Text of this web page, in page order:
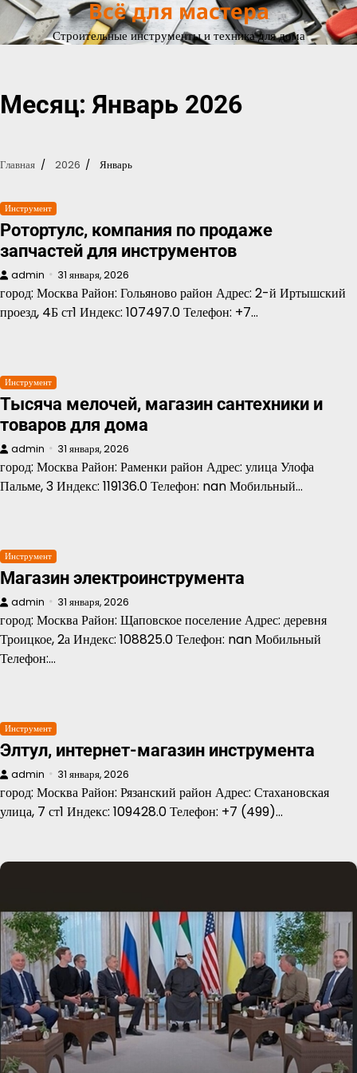
Перейти
содержимому
Всё для мастера
Строительные инструменты и техника для дома
Месяц:Январь 2026
Главная 2026 Январь
Инструмент
Ротортулс, компания по продаже
запчастей для инструментов
admin 31 января, 2026
город: Москва Район: Гольяново район Адрес: 2-й Иртышский
проезд, 4Б ст1 Индекс: 107497.0 Телефон: +7…
Инструмент
Тысяча мелочей, магазин сантехники и
товаров для дома
admin 31 января, 2026
город: Москва Район: Раменки район Адрес: улица Улофа
Пальме, 3 Индекс: 119136.0 Телефон: nan Мобильный…
Инструмент
Магазин электроинструмента
admin 31 января, 2026
город: Москва Район: Щаповское поселение Адрес: деревня
Троицкое, 2а Индекс: 108825.0 Телефон: nan Мобильный
Телефон:…
Инструмент
Элтул, интернет-магазин инструмента
admin 31 января, 2026
город: Москва Район: Рязанский район Адрес: Стахановская
улица, 7 ст1 Индекс: 109428.0 Телефон: +7 (499)…